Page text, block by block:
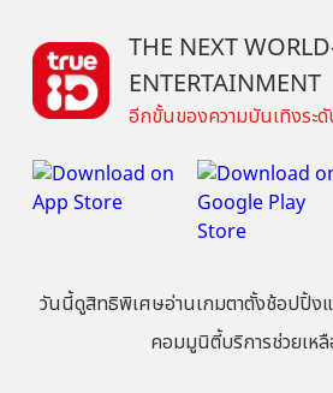
THE NEXT
ENTERTAINMENT
อีกขั้นของความบันเทิงระ
วันนี้ดูสิทธิพิเศษอ่านเกมตาตั้งช้อปปิ้ง
คอมมูนิตี้บริการช่วยเห